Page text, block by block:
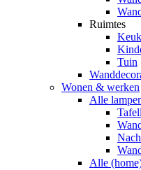
Ruimtes
Tuin
Wonen & werken
Alle
Alle